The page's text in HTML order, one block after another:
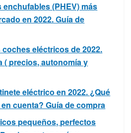
(PHEV) más
en 2022. Guía de
eléctricos de 2022.
( precios, autonomía y
eléctrico en 2022. ¿Qué
cuenta? Guía de compra
pequeños, perfectos